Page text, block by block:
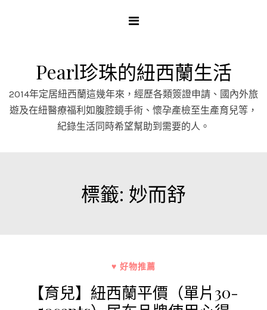
Pearl珍珠的紐西蘭生活
2014年定居紐西蘭這幾年來，經歷各類簽證申請、國內外旅
遊及在紐醫療福利如腹腔鏡手術、懷孕產檢至生產育兒等，
紀錄生活同時希望幫助到需要的人。
標籤: 妙而舒
♥ 好物推薦
【育兒】紐西蘭平價（單片30-